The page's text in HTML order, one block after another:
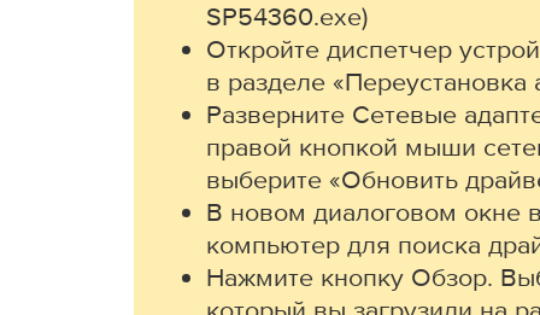
SP54360.exe)
Откройте диспетчер
в разделе «Переустановка
Разверните Сетевые
правой кнопкой мыши
выберите «Обновить
В новом диалоговом окне
компьютер для поиска
Нажмите кнопку Обзор.